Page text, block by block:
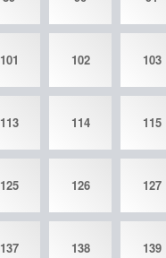
101 102 103
113 114 115
125 126 127
137 138 139